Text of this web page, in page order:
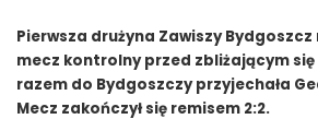
Pierwsza drużyna Zawiszy
mecz kontrolny przed zbliżającym się
razem do Bydgoszczy przyjechała
Mecz zakończył się remisem 2:2.